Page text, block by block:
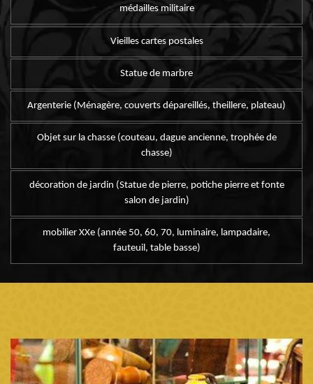
médailles militaire
Vieilles cartes postales
Statue de marbre
Argenterie (Ménagère, couverts dépareillés, theillere, plateau)
Objet sur la chasse (couteau, dague ancienne, trophée de
chasse)
décoration de jardin (Statue de pierre, potiche pierre et fonte
salon de jardin)
mobilier XXe (année 50, 60, 70, luminaire, lampadaire,
fauteuil, table basse)